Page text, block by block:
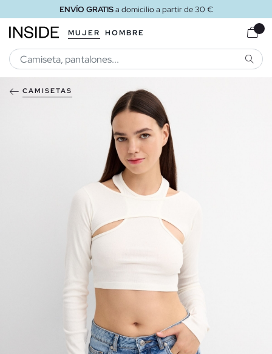
ENVÍO GRATISa domicilio a partir de 30 €
MUJER HOMBRE
CAMISETAS